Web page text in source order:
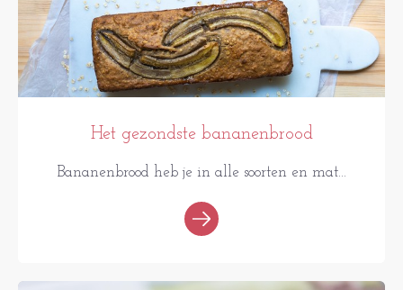
Het gezondste bananenbrood
Bananenbrood heb je in alle soorten en mat...